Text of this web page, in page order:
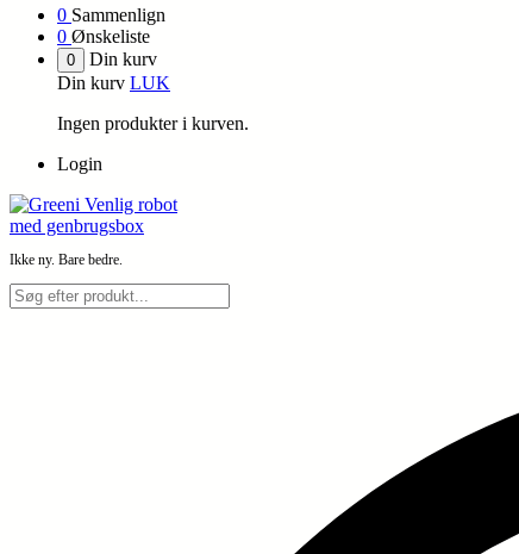
0 Sammenlign
0 Ønskeliste
0
Din kurv
Din kurv LUK
Ingen produkter i kurven.
Login
Ikke ny. Bare bedre.